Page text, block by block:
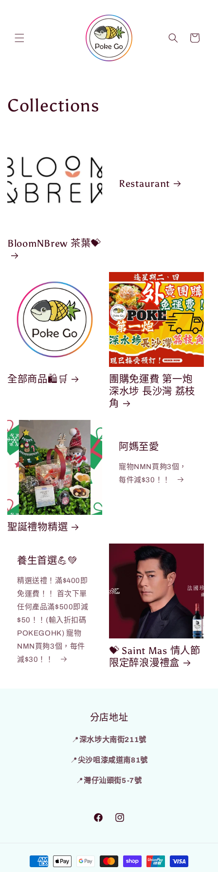
物
Collections
BloomNBrew 茶葉💝
Restaurant
全部商品🛍️🛒
團購免運費 第一炮
深水埗 長沙灣 荔枝
角
聖誕禮物精選
阿媽至愛
寵物NMN買夠3個，
每件減$30！！
養生首選💪💚
精選送禮！滿$400即
免運費！！ 首次下單
任何產品滿$500即減
$50！！(輸入折扣碼
POKEGOHK) 寵物
NMN買夠3個，每件
減$30！！
💝 Saint Mas 情人節
限定醉浪漫禮盒
分店地址
📍深水埗大南街211號
📍尖沙咀漆咸道南81號
📍灣仔汕頭街5-7號
https://www.facebook.com/p/POKE-
100083333137546/
https://www.instagram.com/
付
款